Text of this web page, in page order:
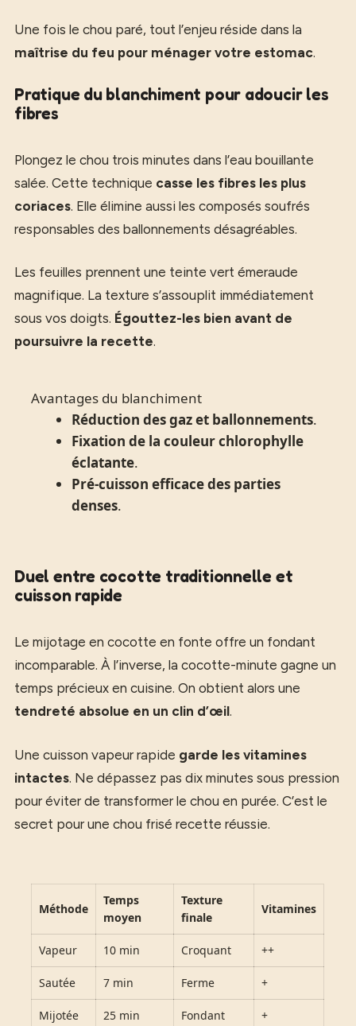
Une fois le chou paré, tout l’enjeu réside dans la
maîtrise du feu pour ménager votre estomac.
Pratique du blanchiment pour adoucir les
fibres
Plongez le chou trois minutes dans l’eau bouillante
salée. Cette technique casse les fibres les plus
coriaces. Elle élimine aussi les composés soufrés
responsables des ballonnements désagréables.
Les feuilles prennent une teinte vert émeraude
magnifique. La texture s’assouplit immédiatement
sous vos doigts. Égouttez-les bien avant de
poursuivre la recette.
Avantages du blanchiment
Réduction des gaz et ballonnements.
Fixation de la couleur chlorophylle
éclatante.
Pré-cuisson efficace des parties
denses.
Duel entre cocotte traditionnelle et
cuisson rapide
Le mijotage en cocotte en fonte offre un fondant
incomparable. À l’inverse, la cocotte-minute gagne un
temps précieux en cuisine. On obtient alors une
tendreté absolue en un clin d’œil.
Une cuisson vapeur rapide garde les vitamines
intactes. Ne dépassez pas dix minutes sous pression
pour éviter de transformer le chou en purée. C’est le
secret pour une chou frisé recette réussie.
Méthode
Temps
moyen
Texture
finale
Vitamines
Vapeur 10 min Croquant ++
Sautée 7 min Ferme +
Mijotée 25 min Fondant +